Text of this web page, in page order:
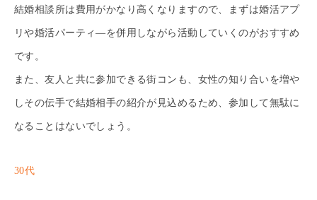
結婚相談所は費用がかなり高くなりますので、まずは婚活アプ
リや婚活パーティ―を併用しながら活動していくのがおすすめ
です。
また、友人と共に参加できる街コンも、女性の知り合いを増や
しその伝手で結婚相手の紹介が見込めるため、参加して無駄に
なることはないでしょう。
30代